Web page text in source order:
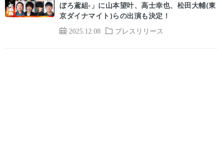
2025.12.08 プレスリリース
ぼろ鳶組-」に山本望叶、高士幸也、松田大輔(東
京ダイナマイト)らの出演も決定！